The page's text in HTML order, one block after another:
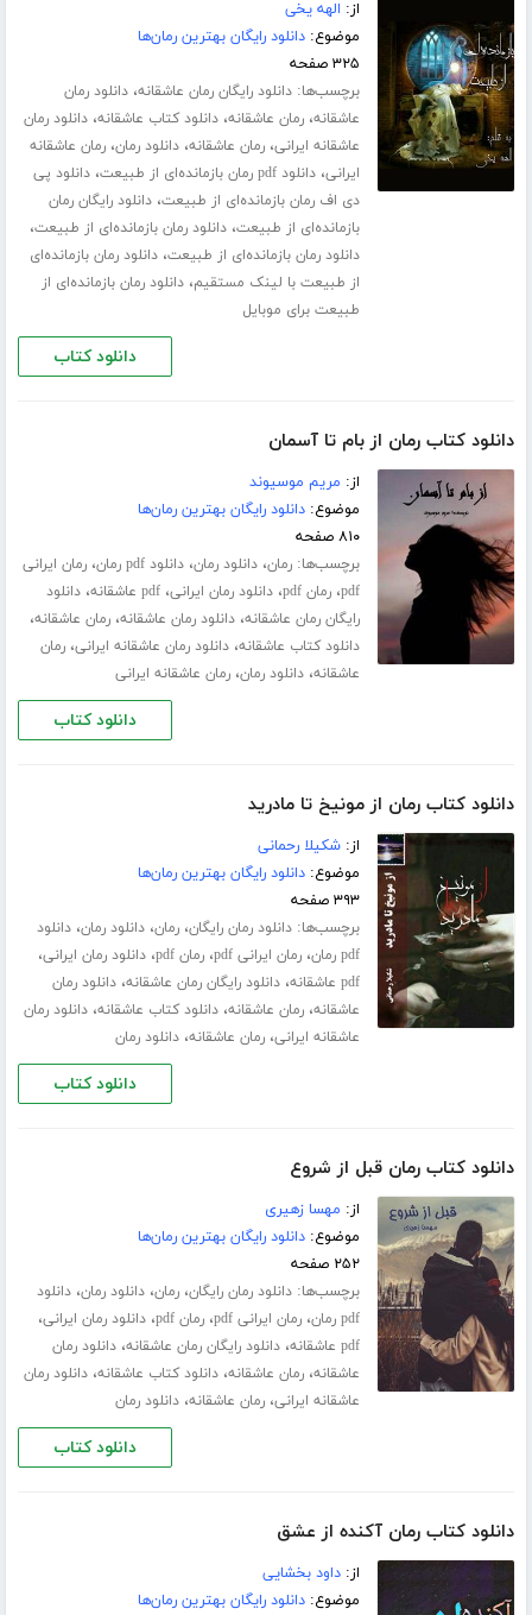
از: الهه یخی
موضوع:دانلود رایگان بهترین رمان‌ها
۳۲۵ صفحه
برچسب‌ها:دانلود رایگان رمان عاشقانه،دانلود رمان
عاشقانه،رمان عاشقانه،دانلود کتاب عاشقانه،دانلود رمان
عاشقانه ایرانی،رمان عاشقانه،دانلود رمان،رمان عاشقانه
ایرانی،دانلود pdf رمان بازمانده‌ای از طبیعت ،دانلود پی
دی اف رمان بازمانده‌ای از طبیعت،دانلود رایگان رمان
بازمانده‌ای از طبیعت،دانلود رمان بازمانده‌ای از طبیعت،
دانلود رمان بازمانده‌ای از طبیعت،دانلود رمان بازمانده‌ای
از طبیعت با لینک مستقیم،دانلود رمان بازمانده‌ای از
طبیعت برای موبایل
دانلود کتاب
دانلود کتاب رمان از بام تا آسمان
از: مریم موسیوند
موضوع:دانلود رایگان بهترین رمان‌ها
۸۱۰ صفحه
برچسب‌ها:رمان،دانلود رمان،دانلود pdf رمان ،رمان ایرانی
pdf،رمان pdf ،دانلود رمان ایرانی،pdf عاشقانه ،دانلود
رایگان رمان عاشقانه،دانلود رمان عاشقانه،رمان عاشقانه،
دانلود کتاب عاشقانه،دانلود رمان عاشقانه ایرانی،رمان
عاشقانه،دانلود رمان،رمان عاشقانه ایرانی
دانلود کتاب
دانلود کتاب رمان از مونیخ تا مادرید
از:شکیلا رحمانی
موضوع:دانلود رایگان بهترین رمان‌ها
۳۹۳ صفحه
برچسب‌ها:دانلود رمان رایگان،رمان،دانلود رمان،دانلود
pdf رمان
،رمان ایرانی pdf ،رمان pdf ،دانلود رمان ایرانی،
pdf عاشقانه ،دانلود رایگان رمان عاشقانه،دانلود رمان
عاشقانه،رمان عاشقانه،دانلود کتاب عاشقانه،دانلود رمان
عاشقانه ایرانی،رمان عاشقانه،دانلود رمان
دانلود کتاب
دانلود کتاب رمان قبل از شروع
از: مهسا زهیری
موضوع:دانلود رایگان بهترین رمان‌ها
۲۵۲ صفحه
برچسب‌ها:دانلود رمان رایگان،رمان،دانلود رمان،دانلود
pdf رمان
،رمان ایرانی pdf ،رمان pdf ،دانلود رمان ایرانی،
pdf عاشقانه ،دانلود رایگان رمان عاشقانه،دانلود رمان
عاشقانه،رمان عاشقانه،دانلود کتاب عاشقانه،دانلود رمان
عاشقانه ایرانی،رمان عاشقانه،دانلود رمان
دانلود کتاب
دانلود کتاب رمان آکنده از عشق
از:داود بخشایی
موضوع:دانلود رایگان بهترین رمان‌ها